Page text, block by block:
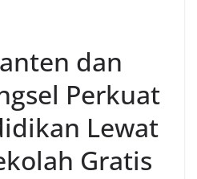
dan
Perkuat
Lewat
Gratis